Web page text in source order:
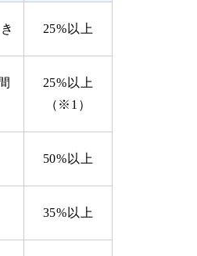
25%以上
25%以上
（※1）
50%以上
35%以上